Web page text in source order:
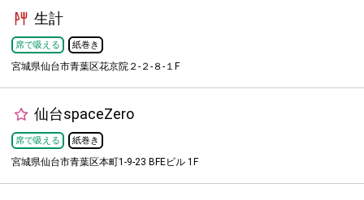
生計
席で吸える 紙巻き
宮城県仙台市青葉区花京院２-２-８-１F
仙台spaceZero
席で吸える 紙巻き
宮城県仙台市青葉区本町1-9-23 BFEビル 1F